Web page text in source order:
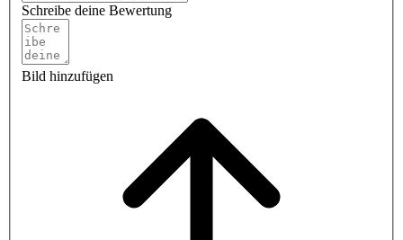
Schreibe deine Bewertung
Bild hinzufügen